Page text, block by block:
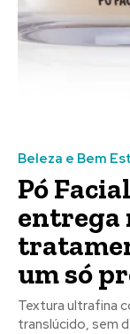
Beleza e Bem
Pó
entrega
um só
Textura ultrafina
translúcido, sem